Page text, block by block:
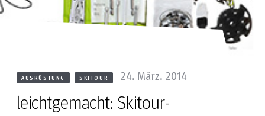
leichtgemacht: Skitour-
AUSRÜSTUNG SKITOUR 24. März. 2014